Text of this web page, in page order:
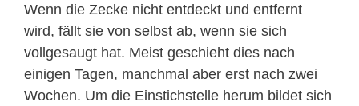
Wenn die Zecke nicht entdeckt und entfernt
wird, fällt sie von selbst ab, wenn sie sich
vollgesaugt hat. Meist geschieht dies nach
einigen Tagen, manchmal aber erst nach zwei
Wochen. Um die Einstichstelle herum bildet sich